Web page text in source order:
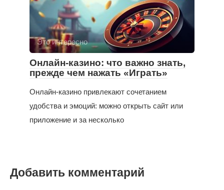
Это интересно
Онлайн-казино: что важно знать,
прежде чем нажать «Играть»
Онлайн-казино привлекают сочетанием
удобства и эмоций: можно открыть сайт или
приложение и за несколько
Добавить комментарий